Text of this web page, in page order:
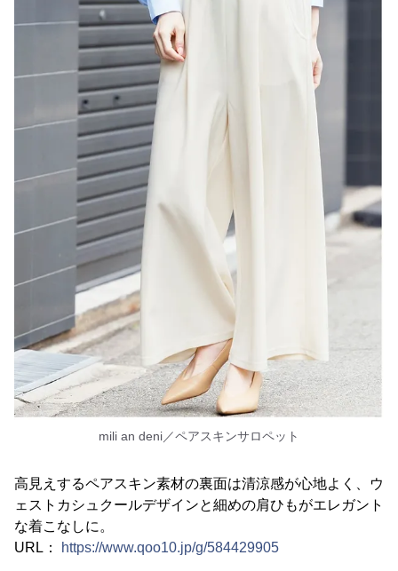
mili an deni／ペアスキンサロペット
高見えするペアスキン素材の裏面は清涼感が心地よく、ウ
ェストカシュクールデザインと細めの肩ひもがエレガント
な着こなしに。
URL：
https://www.qoo10.jp/g/584429905